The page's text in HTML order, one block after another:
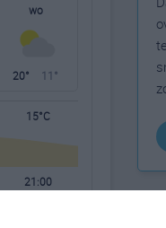
wo
20° 11°
15°C
21:00